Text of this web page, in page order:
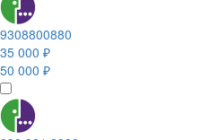
9308800880
35 000 ₽
50 000 ₽